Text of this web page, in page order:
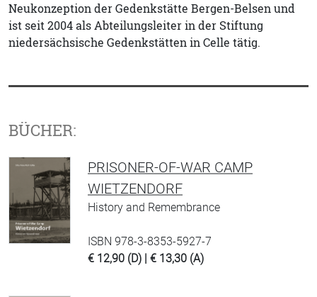
Neukonzeption der Gedenkstätte Bergen-Belsen und
ist seit 2004 als Abteilungsleiter in der Stiftung
niedersächsische Gedenkstätten in Celle tätig.
BÜCHER:
PRISONER-OF-WAR CAMP
WIETZENDORF
History and Remembrance
ISBN 978-3-8353-5927-7
€ 12,90 (D) | € 13,30 (A)